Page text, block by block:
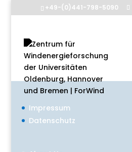
+49-(0)441-798-5090
Impressum
Datenschutz